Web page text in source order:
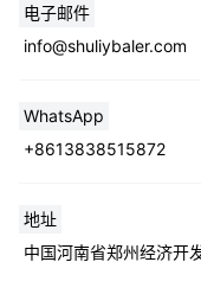
电子邮件
info@shuliybaler.com
WhatsApp
+8613838515872
地址
中国河南省郑州经济开